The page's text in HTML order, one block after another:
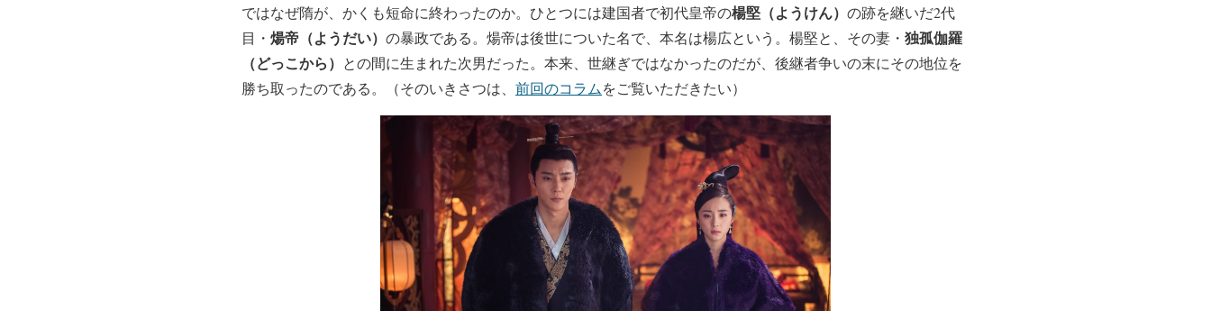
ではなぜ隋が、かくも短命に終わったのか。ひとつには建国者で初代皇帝の楊堅（ようけん） の跡を継いだ2代
目・ 煬帝（ようだい） の暴政である。煬帝は後世についた名で、本名は楊広という。楊堅と、その妻・ 独孤伽羅
（どっこから） との間に生まれた次男だった。本来、世継ぎではなかったのだが、後継者争いの末にその地位を
勝ち取ったのである。（そのいきさつは、 前回のコラムをご覧いただきたい）